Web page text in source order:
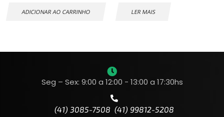
ADICIONAR AO CARRINHO LER MAIS
Seg – Sex: 9:00 a 12:00 - 13:00 a 17:30hs
(41) 3085-7508 (41) 99812-5208